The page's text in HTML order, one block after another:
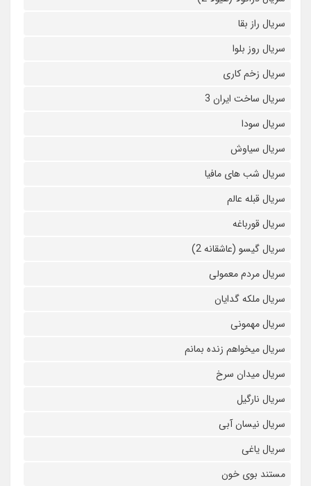
سریال راز بقا
سریال روز بلوا
سریال زخم کاری
سریال ساخت ایران 3
سریال سودا
سریال سیاوش
سریال شب های مافیا
سریال قبله عالم
سریال قورباغه
سریال گیسو (عاشقانه 2)
سریال مردم معمولی
سریال ملکه گدایان
سریال مهمونی
سریال میخواهم زنده بمانم
سریال میدان سرخ
سریال نارگیل
سریال نیسان آبی
سریال یاغی
مستند بوی خون